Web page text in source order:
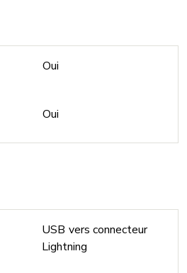
Oui
Oui
USB vers connecteur
Lightning